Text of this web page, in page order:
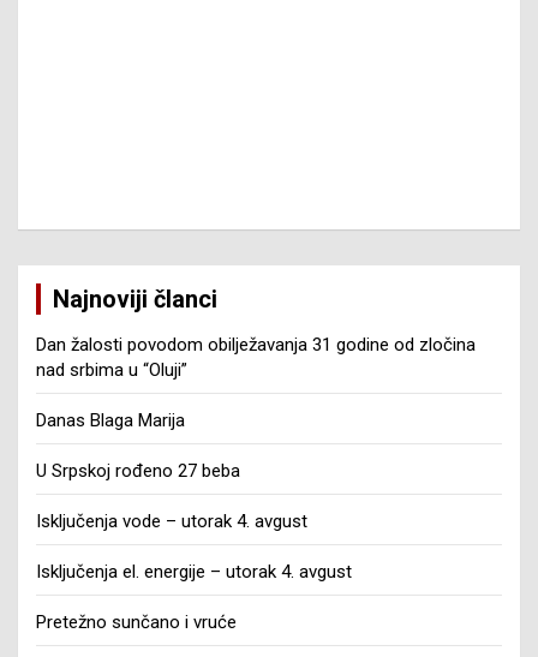
Najnoviji članci
Dan žalosti povodom obilježavanja 31 godine od zločina
nad srbima u “Oluji”
Danas Blaga Marija
U Srpskoj rođeno 27 beba
Isključenja vode – utorak 4. avgust
Isključenja el. energije – utorak 4. avgust
Pretežno sunčano i vruće